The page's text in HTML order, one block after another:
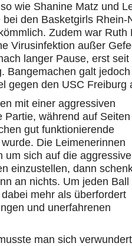
wie Shanine Matz und
den Basketgirls Rhein-
Zudem war Ruth
Virusinfektion außer
langer Pause, erst seit
Bangemachen galt
gegen den USC Freiburg
mit einer aggressiven
Partie, während auf
gut funktionierende
Die Leimenerinnen
um sich auf die aggressive
einzustellen, dann
an nichts. Um jeden Ball
mehr als überfordert
und unerfahrenen
man sich